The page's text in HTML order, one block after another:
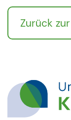
Zurück